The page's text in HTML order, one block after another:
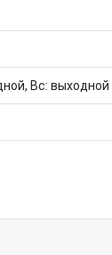
Вс: выходной